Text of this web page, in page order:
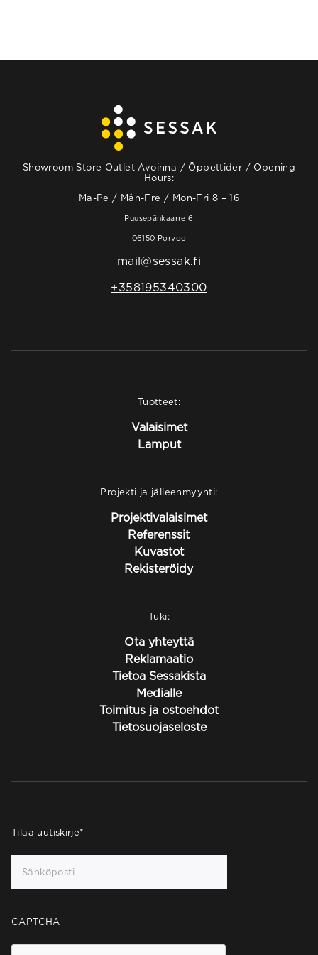
Showroom Store Outlet Avoinna / Öppettider / Opening
Hours:
Ma-Pe / Mån-Fre / Mon-Fri 8 – 16
Puusepänkaarre 6
06150 Porvoo
mail@sessak.fi
+358195340300
Tuotteet:
Valaisimet
Lamput
Projekti ja jälleenmyynti:
Projektivalaisimet
Referenssit
Kuvastot
Rekisteröidy
Tuki:
Ota yhteyttä
Reklamaatio
Tietoa Sessakista
Medialle
Toimitus ja ostoehdot
Tietosuojaseloste
Tilaa uutiskirje*
CAPTCHA